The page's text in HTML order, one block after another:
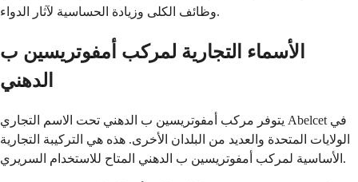
وظائف الكلى وزيادة الحساسية لآثار الدواء.
الأسماء التجارية لمركب أمفوتريسين ب
الدهني
يتوفر مركب أمفوتريسين ب الدهني تحت الاسم التجاري Abelcet في
الولايات المتحدة والعديد من البلدان الأخرى. هذه هي التركيبة التجارية
الأساسية لمركب أمفوتريسين ب الدهني المتاح للاستخدام السريري.